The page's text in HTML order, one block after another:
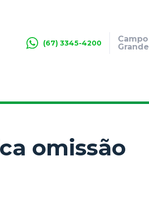
(67) 3345-4200
Campo
Grande
omissão